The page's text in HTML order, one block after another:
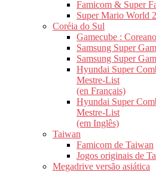
Famicom & Super
Super Mario World
Coréia do Sul
Gamecube :
Samsung Super
Samsung Super
Hyundai Super
Mestre-List
(en Français)
Hyundai Super
Mestre-List
(em Inglês)
Taiwan
Famicom de Taiwan
Jogos originais de
Megadrive versão asiática